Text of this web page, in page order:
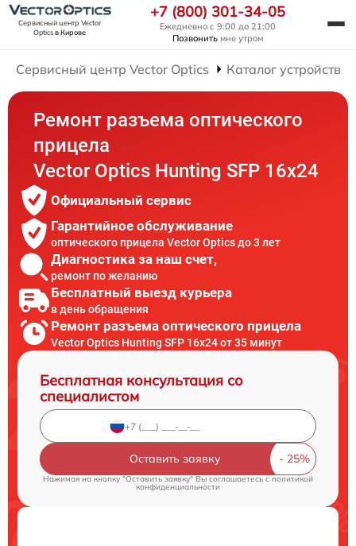
Сервисный центр Vector
Opticsв Кирове
+7 (800) 301-34-05
Ежедневно с 9:00 до 21:00
Позвонить мне утром
Сервисный центр Vector Optics Каталог устройств
Ремонт разъема оптического
прицела
Vector Optics Hunting SFP 16x24
Официальный сервис
Гарантийное обслуживание
оптического прицела Vector Optics до 3 лет
Диагностика за наш счет,
ремонт по желанию
Бесплатный выезд курьера
в день обращения
Ремонт разъема оптического прицела
Vector Optics Hunting SFP 16x24 от 35 минут
Бесплатная консультация со
специалистом
Оставить заявку
Нажимая на кнопку "Оставить заявку" Вы соглашаетесь cполитикой
конфиденциальности